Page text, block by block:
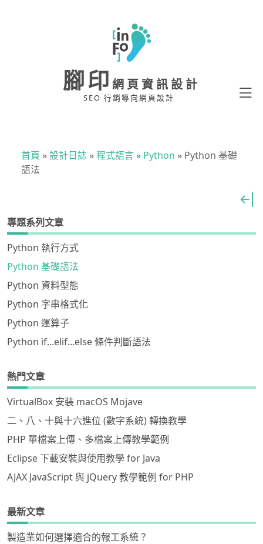
腳印 網頁資訊設計
SEO 行銷導向網頁設計
首頁 »設計日誌 »程式語言 » Python » Python 基礎
語法
專題系列文章
Python 執行方式
Python 基礎語法
Python 資料型態
Python 字串格式化
Python 運算子
Python if...elif...else 條件判斷語法
熱門文章
VirtualBox 安裝 macOS Mojave
二、八、十與十六進位 (數字系統) 轉換教學
PHP 單檔案上傳、多檔案上傳教學範例
Eclipse 下載安裝與使用教學 for Java
AJAX JavaScript 與 jQuery 教學範例 for PHP
最新文章
製造業如何選擇適合的報工系統？